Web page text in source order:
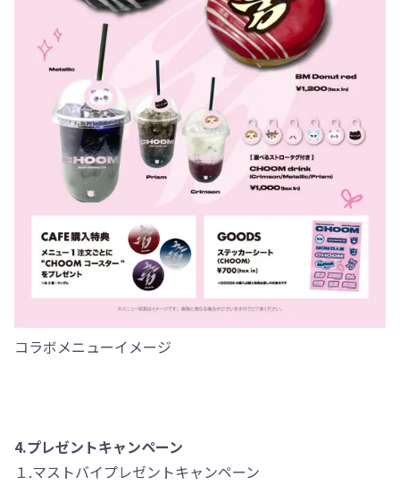
コラボメニューイメージ
4.プレゼントキャンペーン
１.マストバイプレゼントキャンペーン